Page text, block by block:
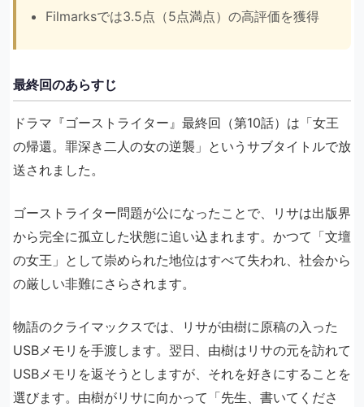
Filmarksでは3.5点（5点満点）の高評価を獲得
最終回のあらすじ
ドラマ『ゴーストライター』最終回（第10話）は「女王
の帰還。罪深き二人の女の逆襲」というサブタイトルで放
送されました。
ゴーストライター問題が公になったことで、リサは出版界
から完全に孤立した状態に追い込まれます。かつて「文壇
の女王」として崇められた地位はすべて失われ、社会から
の厳しい非難にさらされます。
物語のクライマックスでは、リサが由樹に原稿の入った
USBメモリを手渡します。翌日、由樹はリサの元を訪れて
USBメモリを返そうとしますが、それを好きにすることを
選びます。由樹がリサに向かって「先生、書いてくださ